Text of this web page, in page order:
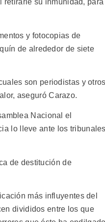
retirarle su inmunidad, para
y fotocopias de
de alrededor de siete
son periodistas y
aseguró Carazo.
Nacional el
lo lleve ante los
de destitución de
más influyentes del
divididos entre los que